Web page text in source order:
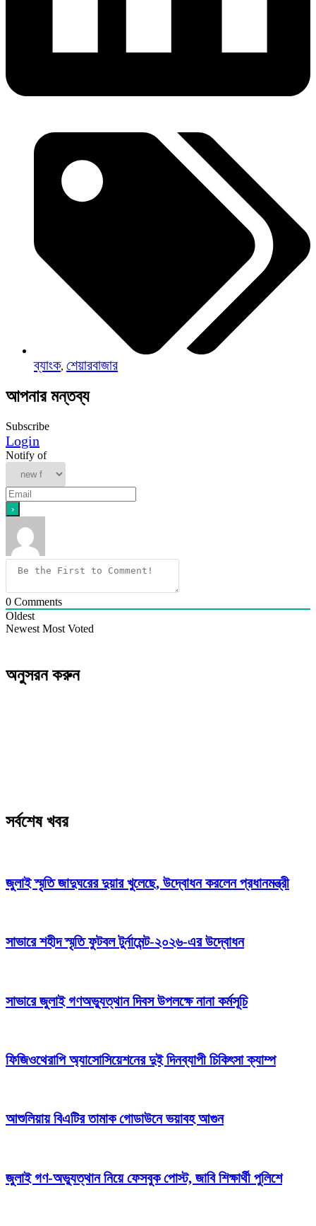
ব্যাংক, শেয়ারবাজার
আপনার মন্তব্য
Subscribe
Login
Notify of
0 Comments
Oldest
Newest Most Voted
অনুসরন করুন
সর্বশেষ খবর
জুলাই স্মৃতি জাদুঘরের দুয়ার খুলেছে, উদ্বোধন করলেন প্রধানমন্ত্রী
সাভারে শহীদ স্মৃতি ফুটবল টুর্নামেন্ট-২০২৬-এর উদ্বোধন
সাভারে জুলাই গণঅভ্যুত্থান দিবস উপলক্ষে নানা কর্মসূচি
ফিজিওথেরাপি অ্যাসোসিয়েশনের দুই দিনব্যাপী চিকিৎসা ক্যাম্প
আশুলিয়ায় বিএটির তামাক গোডাউনে ভয়াবহ আগুন
জুলাই গণ-অভ্যুত্থান নিয়ে ফেসবুক পোস্ট, জাবি শিক্ষার্থী পুলিশে